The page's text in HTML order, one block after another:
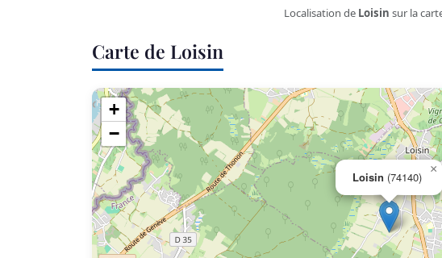
Localisation de Loisin sur la
Carte de Loisin
Loisin (74140)
×
+
−